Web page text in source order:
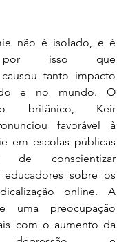
não é isolado, e é
por isso que
tanto impacto
e no mundo. O
britânico, Keir
favorável à
em escolas públicas
de conscientizar
educadores sobre os
online. A
uma preocupação
com o aumento da